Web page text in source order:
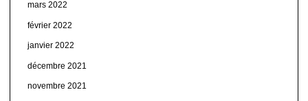
mars 2022
février 2022
janvier 2022
décembre 2021
novembre 2021